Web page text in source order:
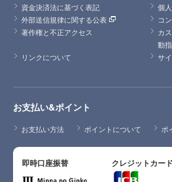
資金決済法に基づく表記
個
外部送信規律に関する公表
コ
著作権と不正アクセス
カ
動
リンクについて
サ
お支払い&ポイント
お支払い方法 ポイントについて ポ
即時口座振替 クレジットカード